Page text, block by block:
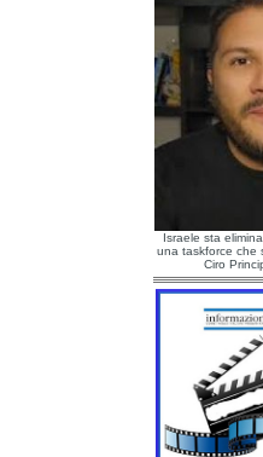
Israele sta
una taskforce che
Ciro